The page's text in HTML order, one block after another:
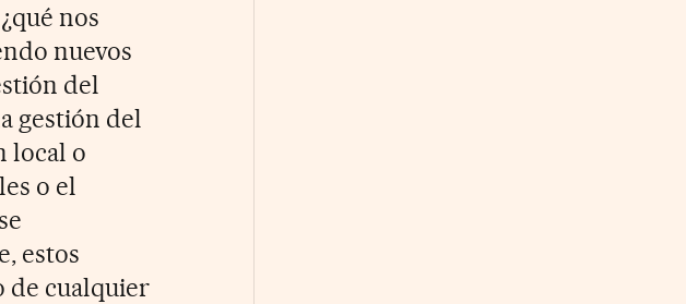
nos
nuevos
del
gestión del
local o
o el
estos
de cualquier